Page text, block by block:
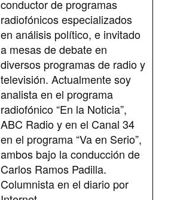
conductor de programas
radiofónicos especializados
en análisis político, e invitado
a mesas de debate en
diversos programas de radio y
televisión. Actualmente soy
analista en el programa
radiofónico “En la Noticia”,
ABC Radio y en el Canal 34
en el programa “Va en Serio”,
ambos bajo la conducción de
Carlos Ramos Padilla.
Columnista en el diario por